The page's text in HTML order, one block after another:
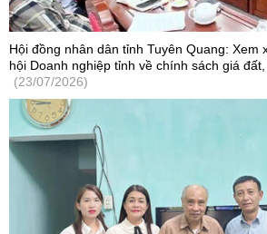
Hội đồng nhân dân tỉnh Tuyên Quang: Xem
hội Doanh nghiệp tỉnh về chính sách giá
cạnh tranh
(23/07/2026)